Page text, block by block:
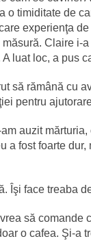
o timiditate de
experienţa
Claire
luat loc, a pus
să rămână cu
pentru
auzit mărturia,
a fost foarte dur,
Îşi face treaba
să comande
o cafea. Şi‑a